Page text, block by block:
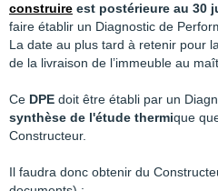
construire est postérieure au 30
faire établir un Diagnostic de
La date au plus tard à retenir pour
de la livraison de l’immeuble au
Ce DPE doit être établi par un
synthèse de l'étude thermique
Constructeur.
Il faudra donc obtenir du